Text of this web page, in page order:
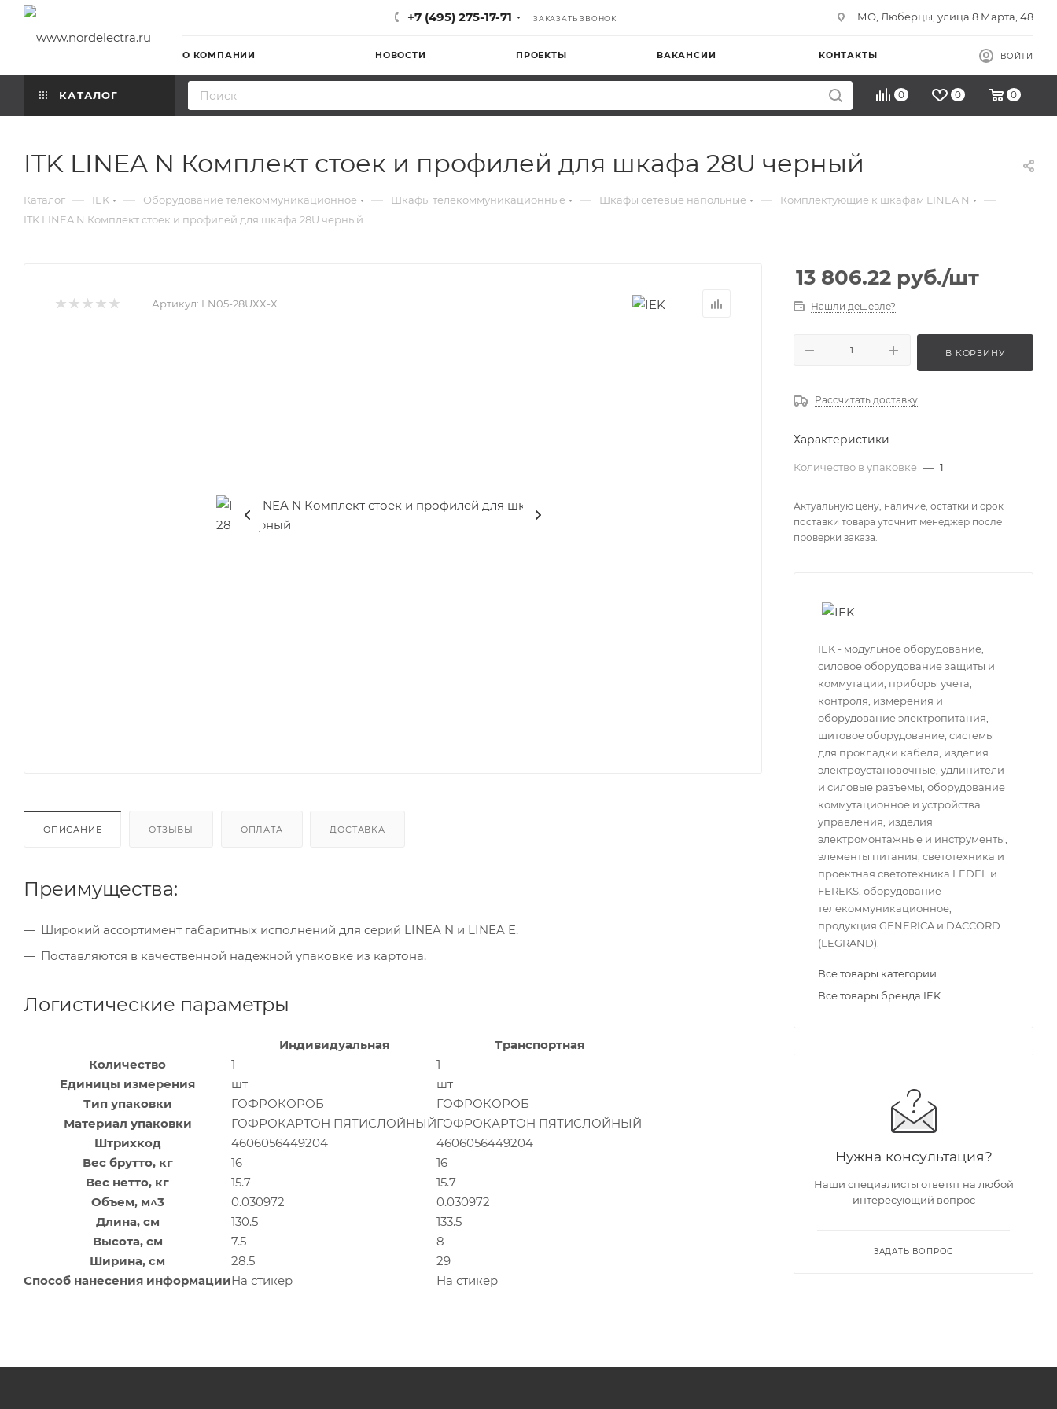
+7 (495) 275-17-71 ЗАКАЗАТЬ ЗВОНОК МО, Люберцы, улица 8 Марта, 48
О КОМПАНИИ НОВОСТИ ПРОЕКТЫ ВАКАНСИИ КОНТАКТЫ ВОЙТИ
КАТАЛОГ 0 0 0
ITK LINEA N Комплект стоек и профилей для шкафа 28U черный
Каталог — IEK — Оборудование телекоммуникационное — Шкафы телекоммуникационные — Шкафы сетевые напольные — Комплектующие к шкафам LINEA N —
ITK LINEA N Комплект стоек и профилей для шкафа 28U черный
Артикул: LN05-28UXX-X
ОПИСАНИЕ ОТЗЫВЫ ОПЛАТА ДОСТАВКА
Преимущества:
Широкий ассортимент габаритных исполнений для серий LINEA N и LINEA E.
Поставляются в качественной надежной упаковке из картона.
Логистические параметры
Индивидуальная
Транспортная
Количество
1
1
Единицы измерения
шт
шт
Тип упаковки
ГОФРОКОРОБ
ГОФРОКОРОБ
Материал упаковки
ГОФРОКАРТОН ПЯТИСЛОЙНЫЙГОФРОКАРТОН ПЯТИСЛОЙНЫЙ
Штрихкод
4606056449204
4606056449204
Вес брутто, кг
16
16
Вес нетто, кг
15.7
15.7
Объем, м^3
0.030972
0.030972
Длина, см
130.5
133.5
Высота, см
7.5
8
Ширина, см
28.5
29
Способ нанесения информацииНа стикер На стикер
13 806.22 руб./шт
Нашли дешевле?
В КОРЗИНУ
Рассчитать доставку
Характеристики
Количество в упаковке — 1
Актуальную цену, наличие, остатки и срок
поставки товара уточнит менеджер после
проверки заказа.
IEK - модульное оборудование,
силовое оборудование защиты и
коммутации, приборы учета,
контроля, измерения и
оборудование электропитания,
щитовое оборудование, системы
для прокладки кабеля, изделия
электроустановочные, удлинители
и силовые разъемы, оборудование
коммутационное и устройства
управления, изделия
электромонтажные и инструменты,
элементы питания, светотехника и
проектная светотехника LEDEL и
FEREKS, оборудование
телекоммуникационное,
продукция GENERICA и DACCORD
(LEGRAND).
Все товары категории
Все товары бренда IEK
Нужна консультация?
Наши специалисты ответят на любой
интересующий вопрос
ЗАДАТЬ ВОПРОС